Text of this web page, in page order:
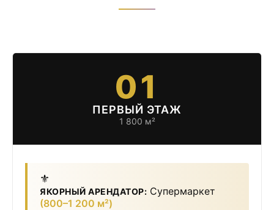
01
ПЕРВЫЙ ЭТАЖ
1 800 м²
⚜️
ЯКОРНЫЙ АРЕНДАТОР: Супермаркет
(800–1 200 м²)